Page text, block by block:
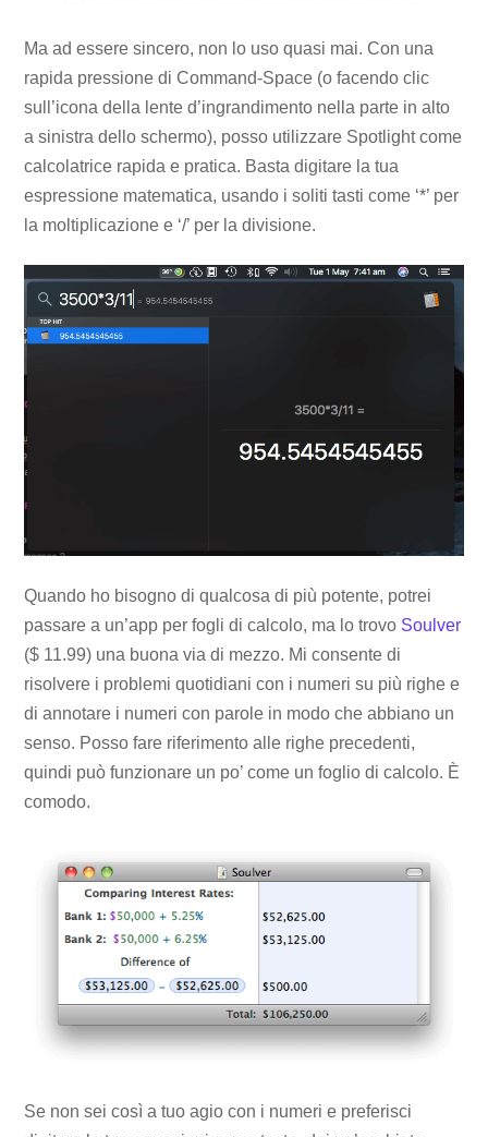
Ma ad essere sincero, non lo uso quasi mai. Con una
rapida pressione di Command-Space (o facendo clic
sull’icona della lente d’ingrandimento nella parte in alto
a sinistra dello schermo), posso utilizzare Spotlight come
calcolatrice rapida e pratica. Basta digitare la tua
espressione matematica, usando i soliti tasti come ‘*’ per
la moltiplicazione e ‘/’ per la divisione.
Quando ho bisogno di qualcosa di più potente, potrei
passare a un’app per fogli di calcolo, ma lo trovo Soulver
($ 11.99) una buona via di mezzo. Mi consente di
risolvere i problemi quotidiani con i numeri su più righe e
di annotare i numeri con parole in modo che abbiano un
senso. Posso fare riferimento alle righe precedenti,
quindi può funzionare un po’ come un foglio di calcolo. È
comodo.
Se non sei così a tuo agio con i numeri e preferisci